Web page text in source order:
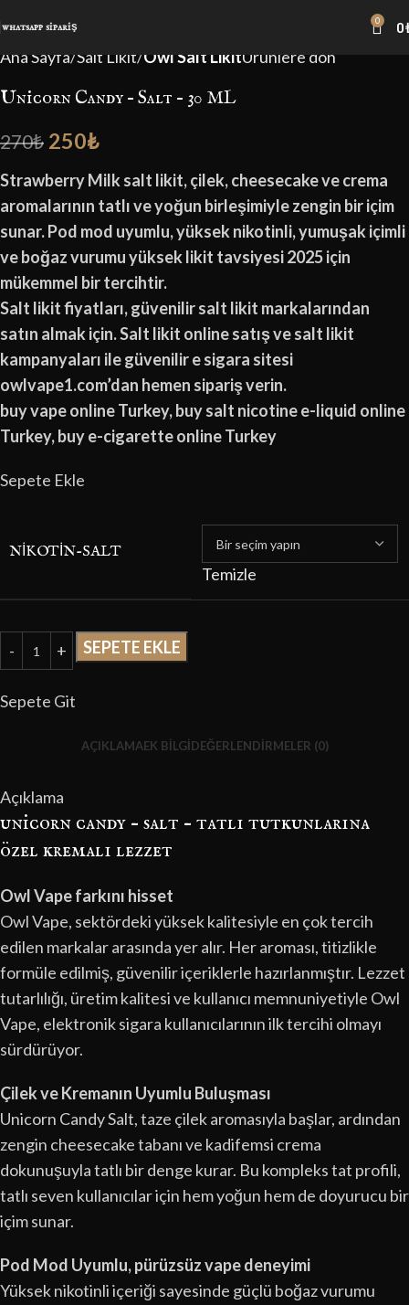
whatsapp sipariş 0 0
-7%
Ana Sayfa Salt Likit Owl Salt LikitÜrünlere dön
Unicorn Candy – Salt – 30 ML
270₺ 250₺
Strawberry Milk salt likit, çilek, cheesecake ve crema
aromalarının tatlı ve yoğun birleşimiyle zengin bir içim
sunar. Pod mod uyumlu, yüksek nikotinli, yumuşak içimli
ve boğaz vurumu yüksek likit tavsiyesi 2025 için
mükemmel bir tercihtir.
Salt likit fiyatları, güvenilir salt likit markalarından
satın almak için. Salt likit online satış ve salt likit
kampanyaları ile güvenilir e sigara sitesi
owlvape1.com’dan hemen sipariş verin.
buy vape online Turkey, buy salt nicotine e-liquid online
Turkey, buy e-cigarette online Turkey
Sepete Ekle
NIKOTIN-SALT
Temizle
SEPETE EKLE
Sepete Git
AÇIKLAMAEK BILGIDEĞERLENDIRMELER (0)
Açıklama
unicorn candy – salt – tatlı tutkunlarına
özel kremalı lezzet
Owl Vape farkını hisset
Owl Vape, sektördeki yüksek kalitesiyle en çok tercih
edilen markalar arasında yer alır. Her aroması, titizlikle
formüle edilmiş, güvenilir içeriklerle hazırlanmıştır. Lezzet
tutarlılığı, üretim kalitesi ve kullanıcı memnuniyetiyle Owl
Vape, elektronik sigara kullanıcılarının ilk tercihi olmayı
sürdürüyor.
Çilek ve Kremanın Uyumlu Buluşması
Unicorn Candy Salt, taze çilek aromasıyla başlar, ardından
zengin cheesecake tabanı ve kadifemsi crema
dokunuşuyla tatlı bir denge kurar. Bu kompleks tat profili,
tatlı seven kullanıcılar için hem yoğun hem de doyurucu bir
içim sunar.
Pod Mod Uyumlu, pürüzsüz vape deneyimi
Yüksek nikotinli içeriği sayesinde güçlü boğaz vurumu